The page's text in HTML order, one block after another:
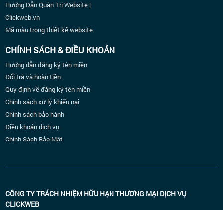
Hướng Dẫn Quản Trị Website |
Clickweb.vn
Mã màu trong thiết kế website
CHÍNH SÁCH & ĐIỀU KHOẢN
Hướng dẫn đăng ký tên miền
Đổi trả và hoàn tiền
Quy định về đăng ký tên miền
Chính sách xử lý khiếu nại
Chính sách bảo hành
Điều khoản dịch vụ
Chính Sách Bảo Mật
CÔNG TY TRÁCH NHIỆM HỮU HẠN THƯƠNG MẠI DỊCH VỤ
CLICKWEB